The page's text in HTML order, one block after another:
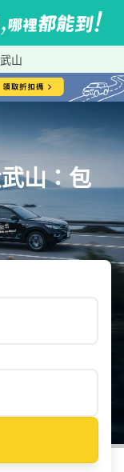
山
山：包